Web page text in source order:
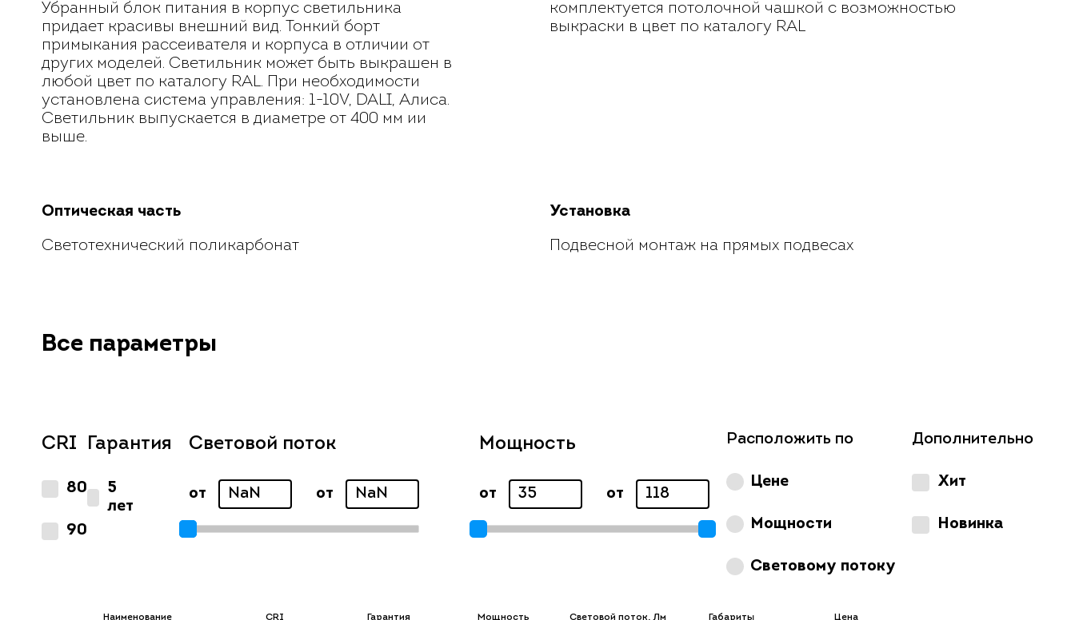
Убранный блок питания в корпус светильника
придает красивы внешний вид. Тонкий борт
примыкания рассеивателя и корпуса в отличии от
других моделей. Светильник может быть выкрашен в
любой цвет по каталогу RAL. При необходимости
установлена система управления: 1-10V, DALI, Алиса.
Светильник выпускается в диаметре от 400 мм ии
выше.
комплектуется потолочной чашкой с возможностью
выкраски в цвет по каталогу RAL
Оптическая часть
Светотехнический поликарбонат
Установка
Подвесной монтаж на прямых подвесах
Все параметры
CRI
80
90
Гарантия
5
лет
Световой поток
от от
Мощность
от от
Расположить по
Цене
Мощности
Световому потоку
Дополнительно
Хит
Новинка
Наименование CRI Гарантия Мощность Световой поток, Лм Габариты Цена